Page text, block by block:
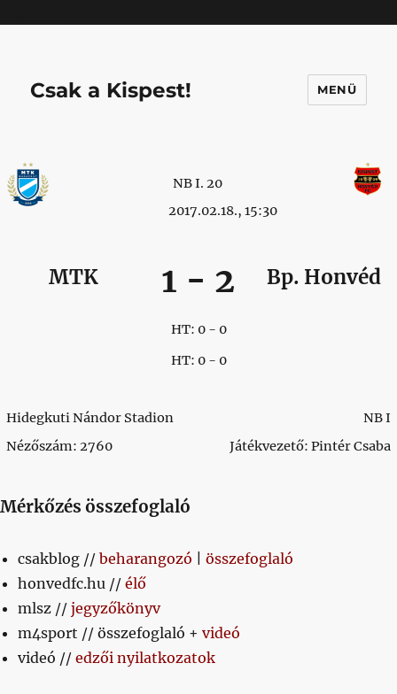
Csak a Kispest! MENÜ
NB I. 20
2017.02.18., 15:30
MTK 1 - 2 Bp. Honvéd
HT: 0 - 0
HT: 0 - 0
Hidegkuti Nándor Stadion
Nézőszám: 2760
NB I
Játékvezető: Pintér Csaba
Mérkőzés összefoglaló
csakblog // beharangozó
összefoglaló
honvedfc.hu // élő
mlsz // jegyzőkönyv
m4sport // összefoglaló + videó
videó // edzői nyilatkozatok